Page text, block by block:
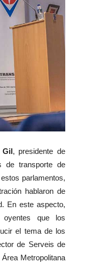
Gil, presidente de
de transporte de
parlamentos,
hablaron de
En este aspecto,
oyentes que los
el tema de los
de Serveis de
Metropolitana